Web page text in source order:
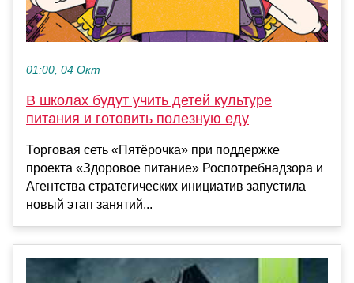
01:00, 04 Окт
В школах будут учить детей культуре
питания и готовить полезную еду
Торговая сеть «Пятёрочка» при поддержке
проекта «Здоровое питание» Роспотребнадзора и
Агентства стратегических инициатив запустила
новый этап занятий...